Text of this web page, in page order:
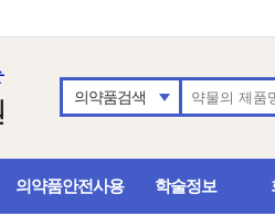
의약품검색
의약품안전사용 학술정보